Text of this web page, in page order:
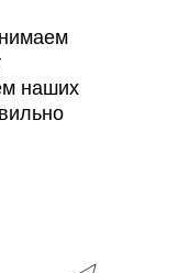
наших